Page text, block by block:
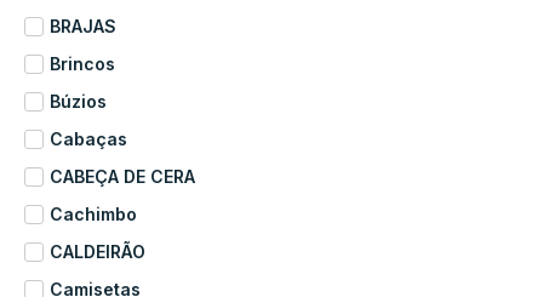
BRAJAS
Brincos
Búzios
Cabaças
CABEÇA DE CERA
Cachimbo
CALDEIRÃO
Camisetas